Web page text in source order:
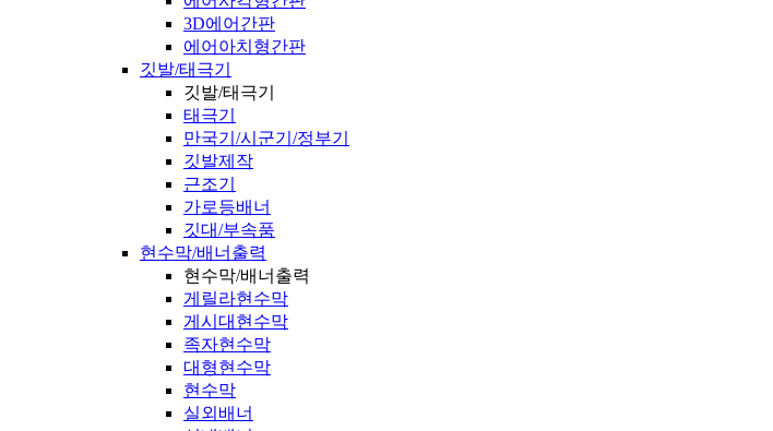
3D에어간판
에어아치형간판
깃발/태극기
깃발/태극기
태극기
만국기/시군기/정부기
깃발제작
근조기
가로등배너
깃대/부속품
현수막/배너출력
현수막/배너출력
게릴라현수막
게시대현수막
족자현수막
대형현수막
현수막
실외배너